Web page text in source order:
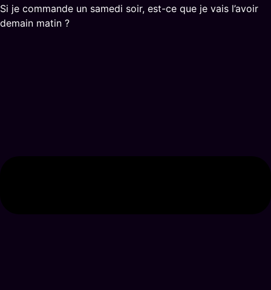
Si je commande un samedi soir, est-ce que je vais l’avoir
demain matin ?